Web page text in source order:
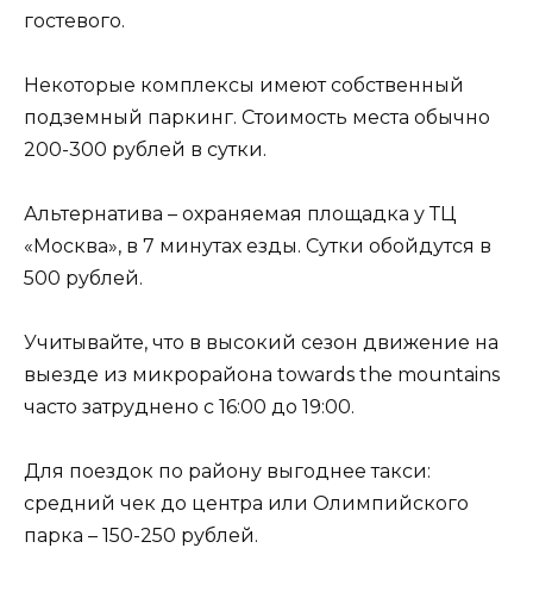
гостевого.
Некоторые комплексы имеют собственный
подземный паркинг. Стоимость места обычно
200-300 рублей в сутки.
Альтернатива – охраняемая площадка у ТЦ
«Москва», в 7 минутах езды. Сутки обойдутся в
500 рублей.
Учитывайте, что в высокий сезон движение на
выезде из микрорайона towards the mountains
часто затруднено с 16:00 до 19:00.
Для поездок по району выгоднее такси:
средний чек до центра или Олимпийского
парка – 150-250 рублей.